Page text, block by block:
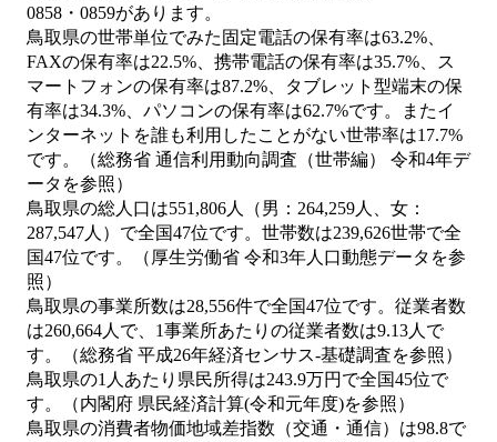
0858・0859があります。
鳥取県の世帯単位でみた固定電話の保有率は63.2%、
FAXの保有率は22.5%、携帯電話の保有率は35.7%、ス
マートフォンの保有率は87.2%、タブレット型端末の保
有率は34.3%、パソコンの保有率は62.7%です。またイ
ンターネットを誰も利用したことがない世帯率は17.7%
です。（総務省 通信利用動向調査（世帯編） 令和4年デ
ータを参照）
鳥取県の総人口は551,806人（男：264,259人、女：
287,547人）で全国47位です。世帯数は239,626世帯で全
国47位です。（厚生労働省 令和3年人口動態データを参
照）
鳥取県の事業所数は28,556件で全国47位です。従業者数
は260,664人で、1事業所あたりの従業者数は9.13人で
す。（総務省 平成26年経済センサス‐基礎調査を参照）
鳥取県の1人あたり県民所得は243.9万円で全国45位で
す。（内閣府 県民経済計算(令和元年度)を参照）
鳥取県の消費者物価地域差指数（交通・通信）は98.8で